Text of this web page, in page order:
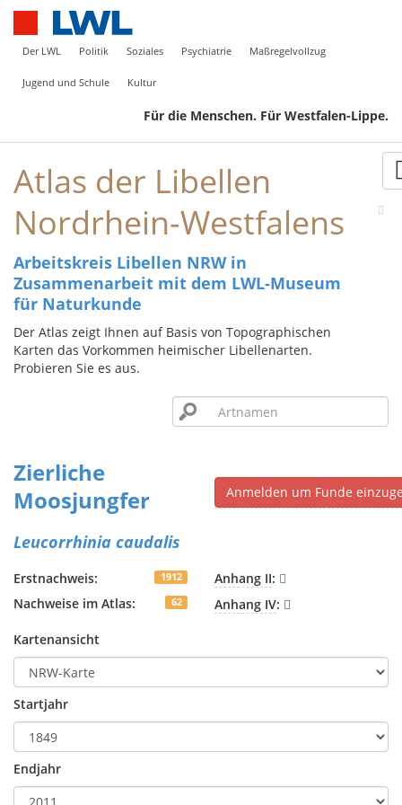
Der LWL Politik Soziales Psychiatrie Maßregelvollzug
Jugend und Schule Kultur
Für die Menschen. Für Westfalen-Lippe.
Atlas der Libellen
Nordrhein-Westfalens
Arbeitskreis Libellen NRW in
Zusammenarbeit mit dem LWL-Museum
für Naturkunde
Der Atlas zeigt Ihnen auf Basis von Topographischen
Karten das Vorkommen heimischer Libellenarten.
Probieren Sie es aus.
Zierliche
Moosjungfer
Anmelden um Funde
Leucorrhinia caudalis
Erstnachweis: 1912
Nachweise im Atlas: 62
Anhang II:
Anhang IV:
Kartenansicht
Startjahr
Endjahr